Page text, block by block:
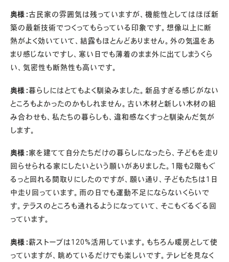
奥様：古民家の雰囲気は残っていますが、機能性としてはほぼ新
築の最新技術でつくってもらっている印象です。想像以上に断
熱がよく効いていて、結露もほとんどありません。外の気温をあ
まり感じないですし、寒い日でも薄着のまま外に出てしまうくら
い、気密性も断熱性も高いです。
奥様：暮らしにはとてもよく馴染みました。新品すぎる感じがない
ところもよかったのかもしれません。古い木材と新しい木材の組
み合わせも、私たちの暮らしも、違和感なくすっと馴染んだ気が
します。
奥様：家を建てて自分たちだけの暮らしになったら、子どもを走り
回らせられる家にしたいという願いがありました。1階も2階もぐ
るっと回れる間取りにしたのですが、願い通り、子どもたちは1日
中走り回っています。雨の日でも運動不足にならないくらいで
す。テラスのところも通れるようになっていて、そこもぐるぐる回
っています。
奥様：薪ストーブは120%活用しています。もちろん暖房として使
っていますが、眺めているだけでも楽しいです。テレビを見なく